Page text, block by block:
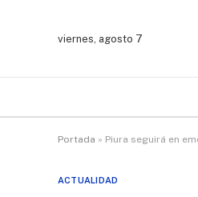
viernes, agosto 7
Portada » Piura seguirá en
ACTUALIDAD